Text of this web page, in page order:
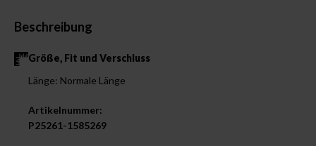
Beschreibung
Größe, Fit und Verschluss
Länge: Normale Länge
Artikelnummer:
P25261-1585269